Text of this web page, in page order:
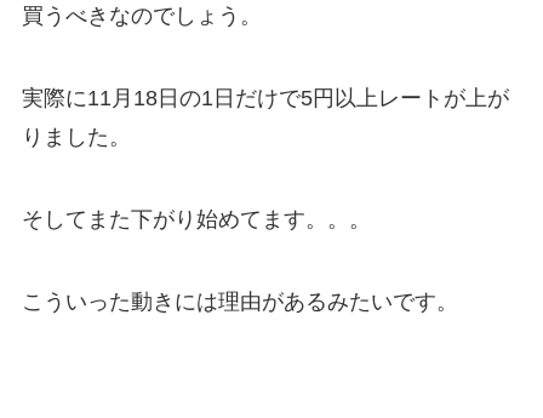
買うべきなのでしょう。
実際に11月18日の1日だけで5円以上レートが上が
りました。
そしてまた下がり始めてます。。。
こういった動きには理由があるみたいです。